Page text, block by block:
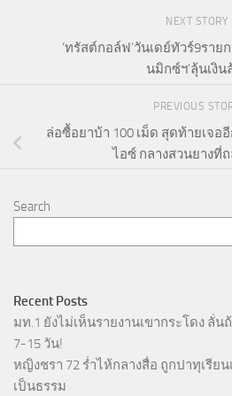
NEXT STORY
‘ทรัสต์กอล์ฟ’วันเดย์ทัวร์9ราย
นมิกซ์ฯ’ลุ้นเงิน
PREVIOUS
ล่อซื้อยาบ้า 100 เม็ด สุดท้ายเจอ
ไอซ์ กลางสวนยางที่ถ
Search
Recent Posts
มท.1 ยังไม่เห็นรายงานเขากระโดง ลั่น
7-15 วัน!
หญิงชรา 72 ร่ำไห้กลางสื่อ ถูกปาทุเรีย
เป็นธรรม